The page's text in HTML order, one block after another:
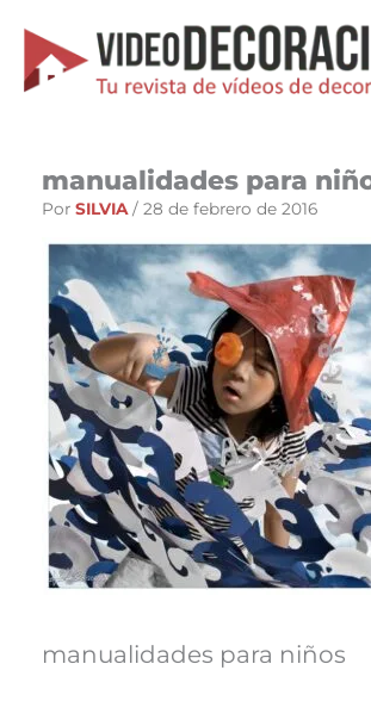
contenido
manualidades para
Por SILVIA/ 28 de febrero de 2016
manualidades para niños